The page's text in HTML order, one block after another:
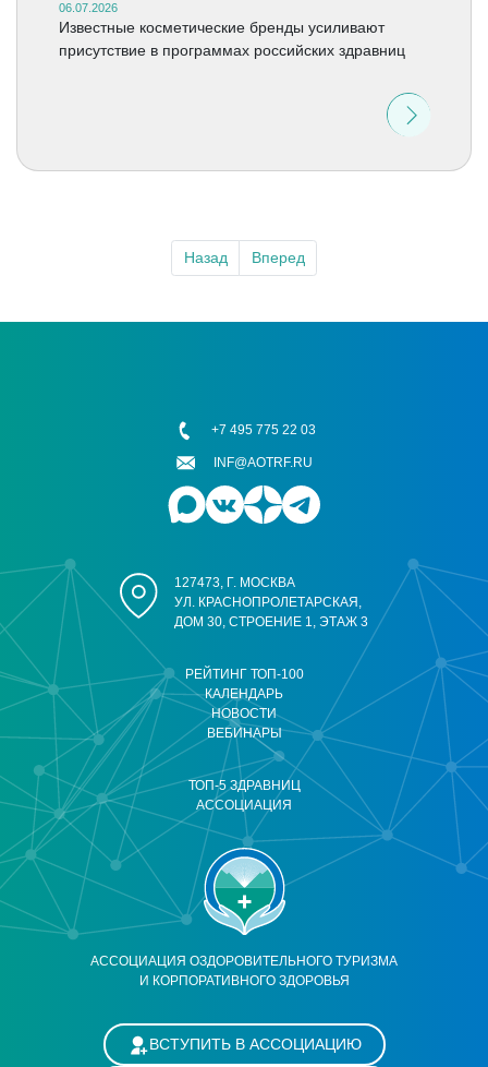
06.07.2026
Известные косметические бренды усиливают
присутствие в программах российских здравниц
Назад Вперед
АССОЦИАЦИЯ ОЗДОРОВИТЕЛЬНОГО ТУРИЗМА
И КОРПОРАТИВНОГО ЗДОРОВЬЯ
РЕЙТИНГ ТОП-100
КАЛЕНДАРЬ
НОВОСТИ
ВЕБИНАРЫ
ТОП-5 ЗДРАВНИЦ
АССОЦИАЦИЯ
127473, Г. МОСКВА
УЛ. КРАСНОПРОЛЕТАРСКАЯ,
ДОМ 30, СТРОЕНИЕ 1, ЭТАЖ 3
+7 495 775 22 03
INF@AOTRF.RU
ВСТУПИТЬ В АССОЦИАЦИЮ